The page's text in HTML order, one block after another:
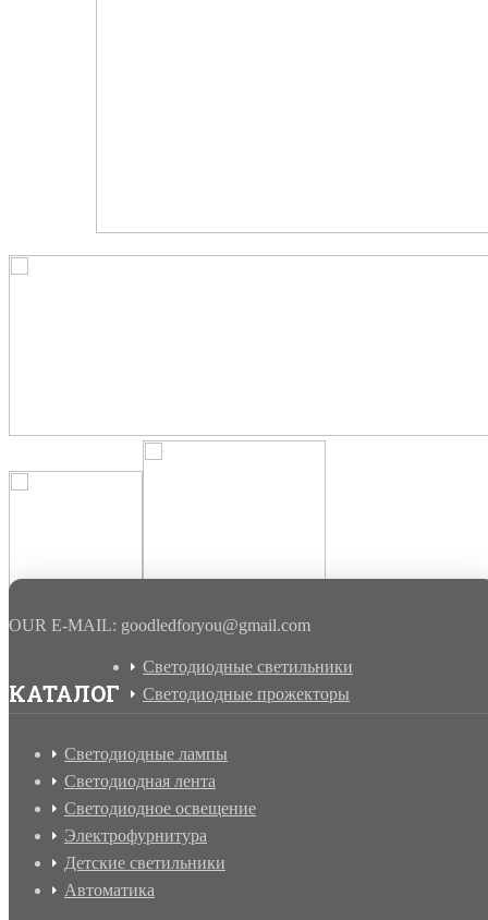
OUR E-MAIL: goodledforyou@gmail.cоm
КАТАЛОГ
Светодиодные светильники
Светодиодные прожекторы
Светодиодные лампы
Светодиодная лента
Светодиодное освещение
Электрофурнитура
Детские светильники
Автоматика